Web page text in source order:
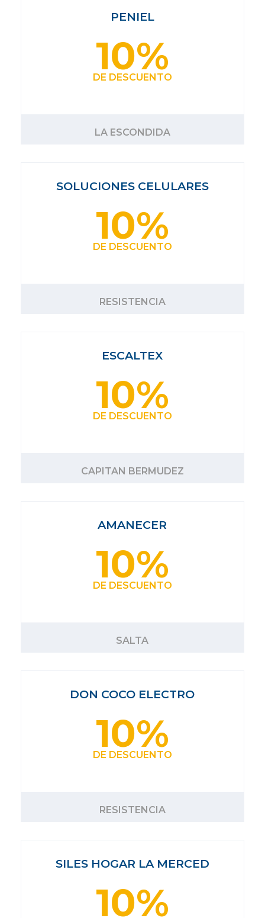
PENIEL
10%
DE DESCUENTO
LA ESCONDIDA
SOLUCIONES CELULARES
10%
DE DESCUENTO
RESISTENCIA
ESCALTEX
10%
DE DESCUENTO
CAPITAN BERMUDEZ
AMANECER
10%
DE DESCUENTO
SALTA
DON COCO ELECTRO
10%
DE DESCUENTO
RESISTENCIA
SILES HOGAR LA MERCED
10%